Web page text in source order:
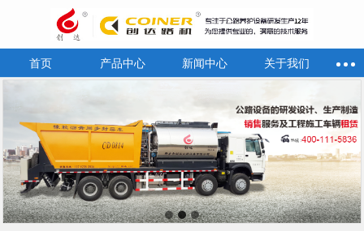
首页 产品中心 新闻中心 关于我们